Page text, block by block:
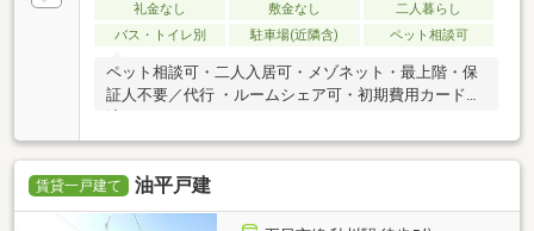
礼金なし 敷金なし
二人暮らし
バス・トイレ別
駐車場(近隣含) ペット相談可
ペット相談可・二人入居可・メゾネット・最上階・保
証人不要／代行 ・ルームシェア可・初期費用カード決
賃貸一戸建て 油平戸建